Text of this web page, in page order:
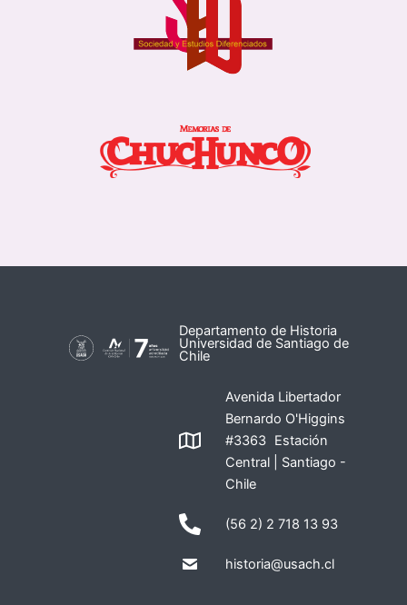
Departamento de Historia
Universidad de Santiago de
Chile
Avenida Libertador
Bernardo O'Higgins
#3363 Estación
Central | Santiago -
Chile
(56 2) 2 718 13 93
historia@usach.cl